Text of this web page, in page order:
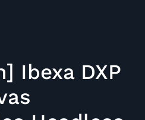
Ibexa DXP